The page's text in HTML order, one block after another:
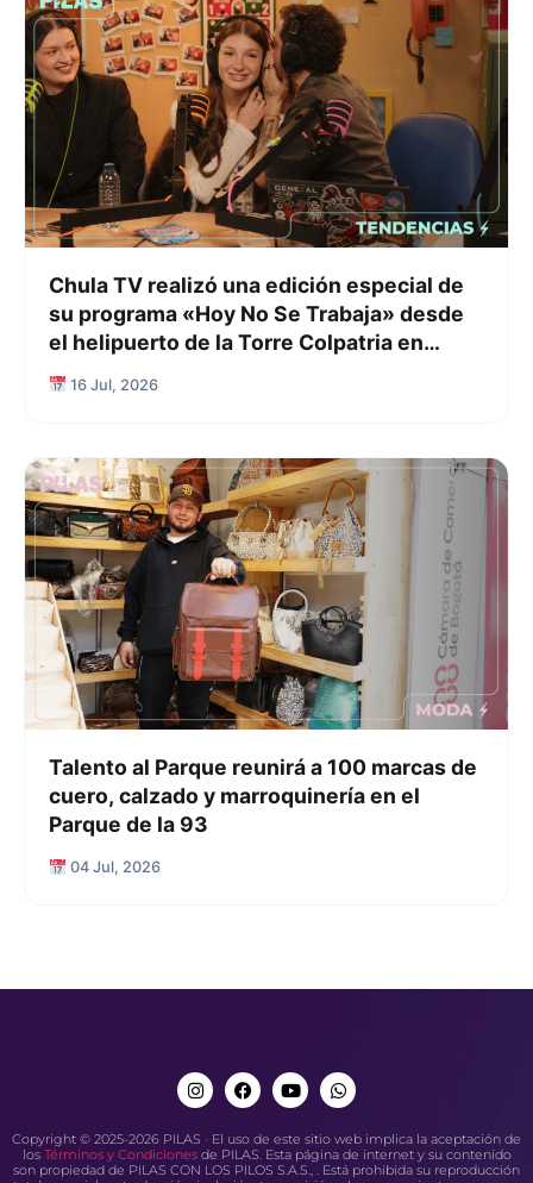
Chula TV realizó una edición especial de
su programa «Hoy No Se Trabaja» desde
el helipuerto de la Torre Colpatria en
Bogotá
16 Jul, 2026
Talento al Parque reunirá a 100 marcas de
cuero, calzado y marroquinería en el
Parque de la 93
04 Jul, 2026
Copyright © 2025-2026 PILAS · El uso de este sitio web implica la aceptación de
los Términos y Condicionesde PILAS. Esta página de internet y su contenido
son propiedad de PILAS CON LOS PILOS S.A.S., . Está prohibida su reproducción